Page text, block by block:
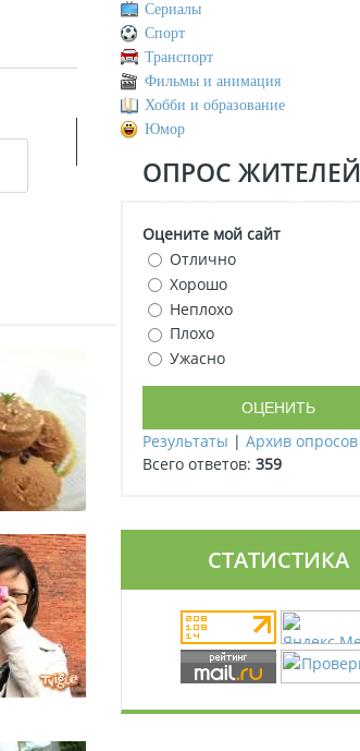
Сериалы
Спорт
Транспорт
Фильмы и анимация
Хобби и образование
Юмор
ОПРОС ЖИТЕЛЕЙ
Оцените мой сайт
Отлично
Хорошо
Неплохо
Плохо
Ужасно
Результаты | Архив опросов
Всего ответов: 359
СТАТИСТИКА